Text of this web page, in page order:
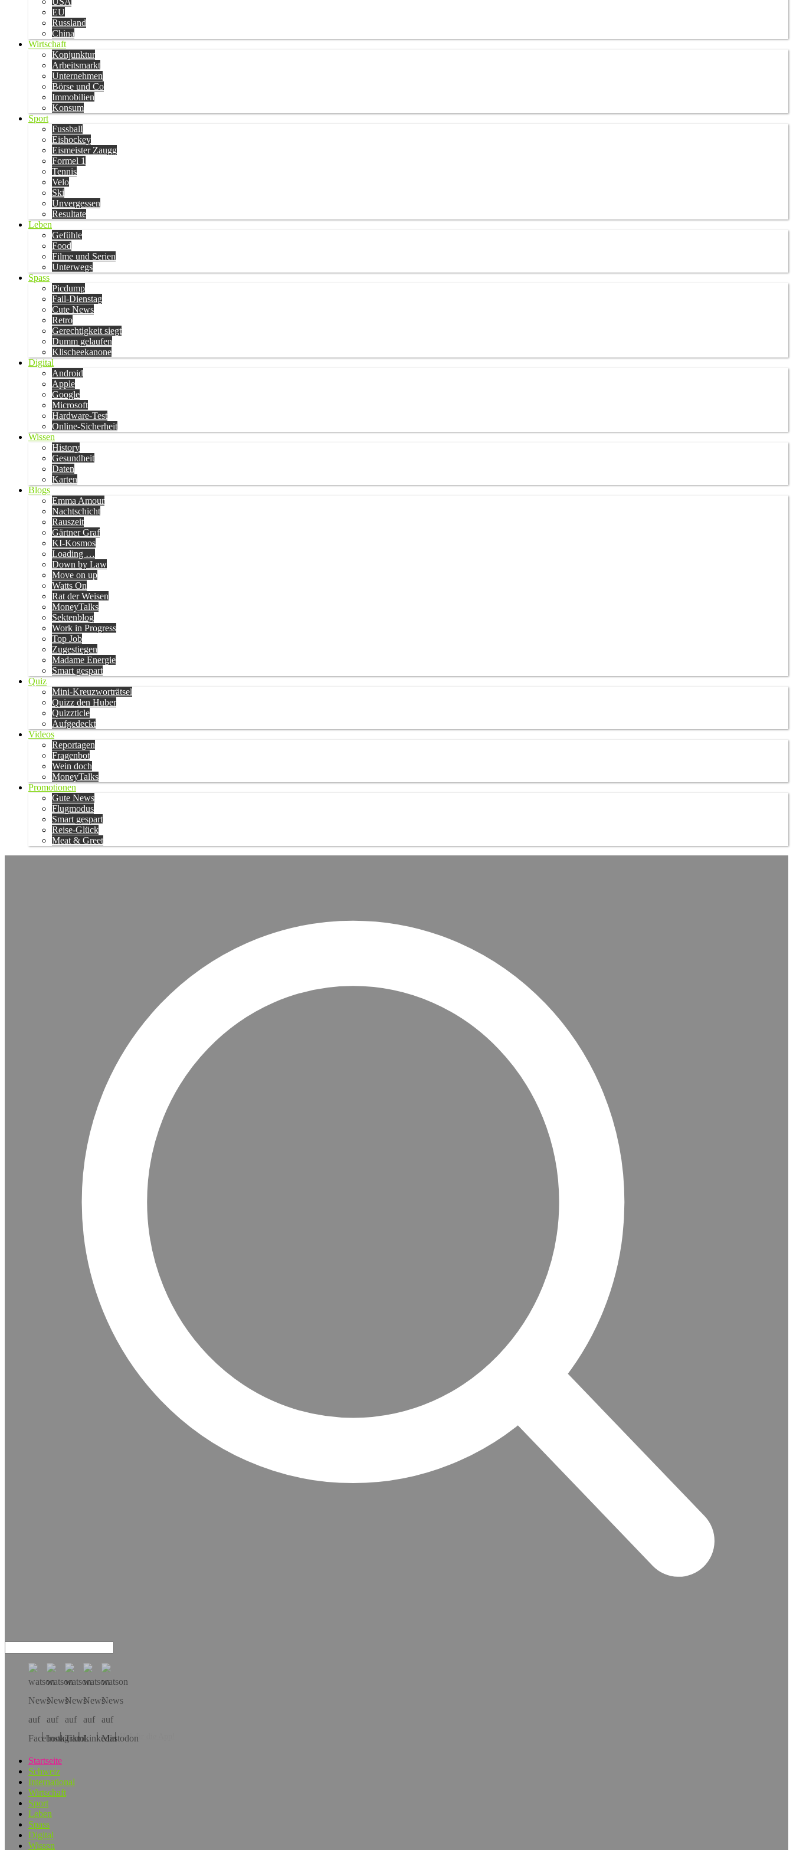
EU
Russland
China
Wirtschaft
Konjunktur
Arbeitsmarkt
Unternehmen
Börse und Co
Immobilien
Konsum
Sport
Fussball
Eishockey
Eismeister Zaugg
Formel 1
Tennis
Velo
Ski
Unvergessen
Resultate
Leben
Gefühle
Food
Filme und Serien
Unterwegs
Spass
Picdump
Fail-Dienstag
Cute News
Retro
Gerechtigkeit siegt
Dumm gelaufen
Klischeekanone
Digital
Android
Apple
Google
Microsoft
Hardware-Test
Online-Sicherheit
Wissen
History
Gesundheit
Daten
Karten
Blogs
Emma Amour
Nachtschicht
Rauszeit
Gärtner Graf
KI-Kosmos
Loading …
Down by Law
Move on up
Watts On
Rat der Weisen
MoneyTalks
Sektenblog
Work in Progress
Top Job
Zugestiegen
Madame Energie
Smart gespart
Quiz
Mini-Kreuzworträtsel
Quizz den Huber
Quizzticle
Aufgedeckt
Videos
Reportagen
Fragenbot
Wein doch
MoneyTalks
Promotionen
Gute News
Flugmodus
Smart gespart
Reise-Glück
Meat & Greet
Hol dir die App!
Startseite
Schweiz
International
Wirtschaft
Sport
Leben
Spass
Digital
Wissen